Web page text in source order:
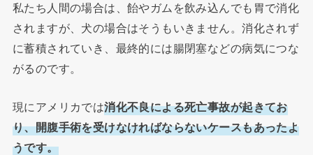
私たち人間の場合は、飴やガムを飲み込んでも胃で消化
されますが、犬の場合はそうもいきません。消化されず
に蓄積されていき、最終的には腸閉塞などの病気につな
がるのです。
現にアメリカでは消化不良による死亡事故が起きてお
り、開腹手術を受けなければならないケースもあったよ
うです。